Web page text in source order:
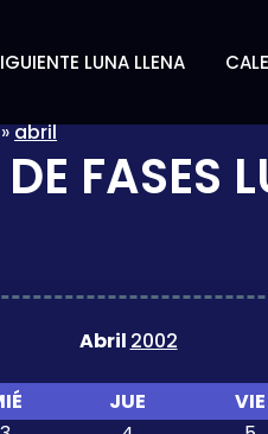
LUNA LLENA
abril
FASES
Abril 2002
JUE VIE